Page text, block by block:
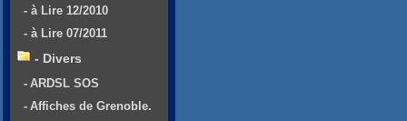
- à Lire 12/2010
- à Lire 07/2011
- Divers
- ARDSL SOS
- Affiches de Grenoble.